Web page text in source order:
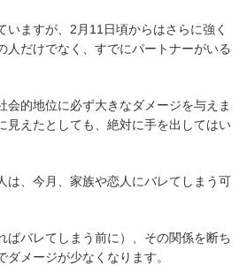
いますが、2月11日頃からはさらに強く
人だけでなく、すでにパートナーがいる
会的地位に必ず大きなダメージを与えま
見えたとしても、絶対に手を出してはい
は、今月、家族や恋人にバレてしまう可
ばバレてしまう前に）、その関係を断ち
メージが少なくなります。